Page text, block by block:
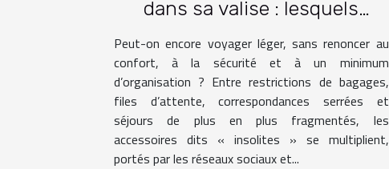
dans sa valise : lesquels
facilitent vraiment le voyage ?
Peut-on encore voyager léger, sans renoncer au
confort, à la sécurité et à un minimum
d’organisation ? Entre restrictions de bagages,
files d’attente, correspondances serrées et
séjours de plus en plus fragmentés, les
accessoires dits « insolites » se multiplient,
portés par les réseaux sociaux et...